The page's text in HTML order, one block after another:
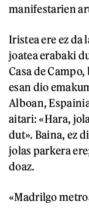
manifestarien
Iristea ere ez da
joatea erabaki
Casa de
esan dio
Alboan,
aitari: «Hara,
dut». Baina, ez
jolas parkera
doaz.
«Madrilgo